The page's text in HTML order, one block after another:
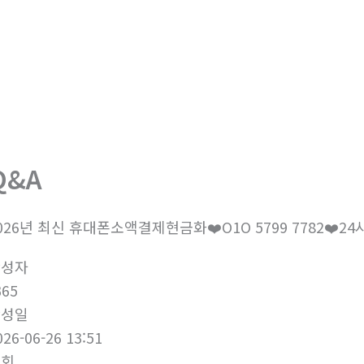
년 최신 휴대폰소액결제현금화❤️O1O 5799 7782❤️24
자
일
06-26 13:51